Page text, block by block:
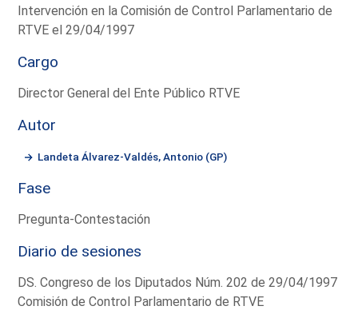
Intervención en la Comisión de Control Parlamentario de
RTVE el 29/04/1997
Cargo
Director General del Ente Público RTVE
Autor
Landeta Álvarez-Valdés, Antonio (GP)
Fase
Pregunta-Contestación
Diario de sesiones
DS. Congreso de los Diputados Núm. 202 de 29/04/1997
Comisión de Control Parlamentario de RTVE